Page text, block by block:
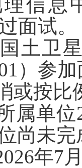
面试。
土卫
）参
或按比
属单
尚未
年7